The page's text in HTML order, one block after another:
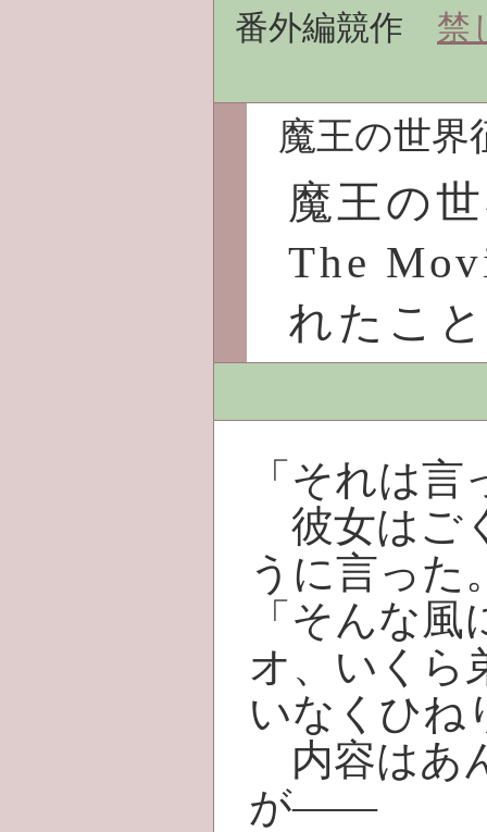
番外編競作 禁
魔王の世
魔王の
The
れたこ
「それは
彼女はご
うに言った
「そんな
オ、いくら
いなくひね
内容はあ
が――